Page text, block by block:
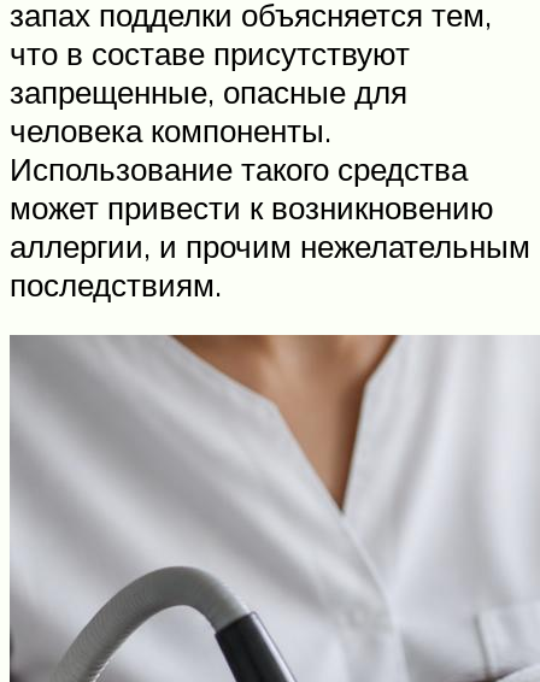
запах подделки объясняется тем,
что в составе присутствуют
запрещенные, опасные для
человека компоненты.
Использование такого средства
может привести к возникновению
аллергии, и прочим нежелательным
последствиям.